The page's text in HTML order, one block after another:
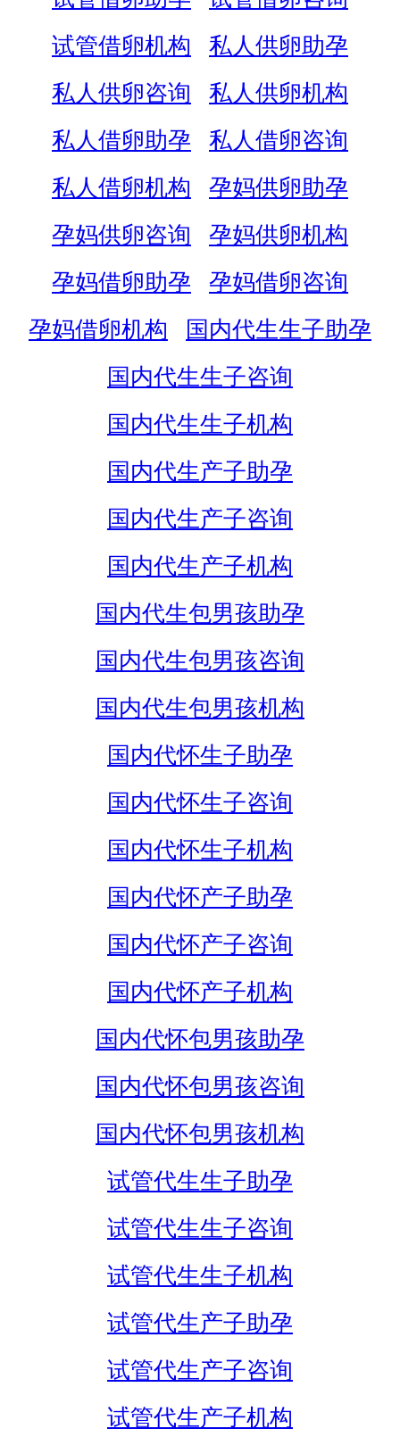
试管借卵机构
私人供卵助孕
私人供卵咨询
私人供卵机构
私人借卵助孕
私人借卵咨询
私人借卵机构
孕妈供卵助孕
孕妈供卵咨询
孕妈供卵机构
孕妈借卵助孕
孕妈借卵咨询
孕妈借卵机构
国内代生生子助孕
国内代生生子咨询
国内代生生子机构
国内代生产子助孕
国内代生产子咨询
国内代生产子机构
国内代生包男孩助孕
国内代生包男孩咨询
国内代生包男孩机构
国内代怀生子助孕
国内代怀生子咨询
国内代怀生子机构
国内代怀产子助孕
国内代怀产子咨询
国内代怀产子机构
国内代怀包男孩助孕
国内代怀包男孩咨询
国内代怀包男孩机构
试管代生生子助孕
试管代生生子咨询
试管代生生子机构
试管代生产子助孕
试管代生产子咨询
试管代生产子机构